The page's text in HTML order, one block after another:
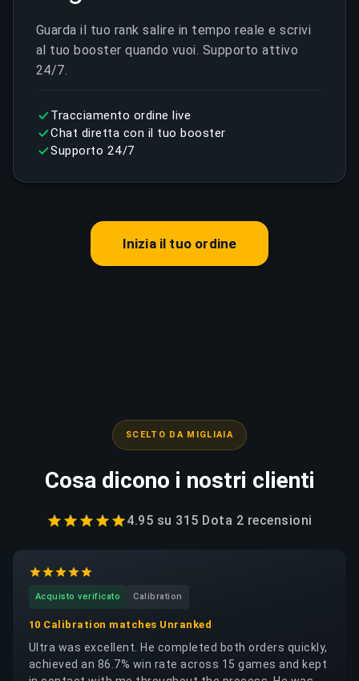
Guarda il tuo rank salire in tempo reale e scrivi
al tuo booster quando vuoi. Supporto attivo
24/7.
Tracciamento ordine live
Chat diretta con il tuo booster
Supporto 24/7
Inizia il tuo ordine
SCELTO DA MIGLIAIA
Cosa dicono i nostri clienti
4.95 su 315 Dota 2 recensioni
Acquisto verificato Calibration
10 Calibration matches Unranked
Ultra was excellent. He completed both orders quickly,
achieved an 86.7% win rate across 15 games and kept